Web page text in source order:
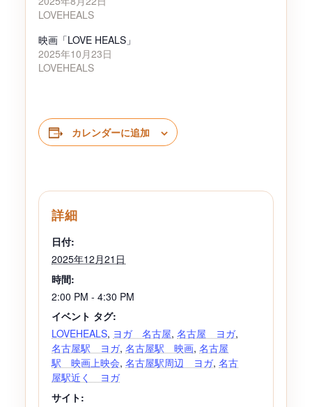
LOVEHEALS
映画「LOVE HEALS」
2025年10月23日
LOVEHEALS
カレンダーに追加
詳細
日付:
2025年12月21日
時間:
2:00 PM - 4:30 PM
イベント タグ:
LOVEHEALS, ヨガ 名古屋, 名古屋 ヨガ,
名古屋駅 ヨガ, 名古屋駅 映画, 名古屋
駅 映画上映会, 名古屋駅周辺 ヨガ, 名古
屋駅近く ヨガ
サイト: